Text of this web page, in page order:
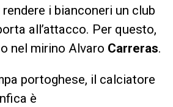
i bianconeri un club
all’attacco. Per questo,
nel mirino Alvaro Carreras.
portoghese, il calciatore
è